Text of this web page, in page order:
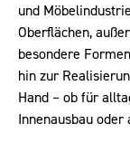
und
Oberflächen,
besondere
hin zur
Hand – ob für
Innenausbau